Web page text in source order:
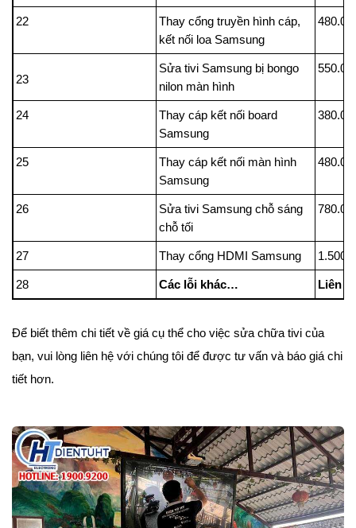
22
Thay cổng truyền hình cáp,
kết nối loa Samsung
23
Sửa tivi Samsung bị bongo
nilon màn hình
24
Thay cáp kết nối board
Samsung
25
Thay cáp kết nối màn hình
Samsung
26
Sửa tivi Samsung chỗ sáng
chỗ tối
27 Thay cổng HDMI Samsung
28 Các lỗi khác… Liên
Để biết thêm chi tiết về giá cụ thể cho việc sửa chữa tivi của
bạn, vui lòng liên hệ với chúng tôi để được tư vấn và báo giá chi
tiết hơn.